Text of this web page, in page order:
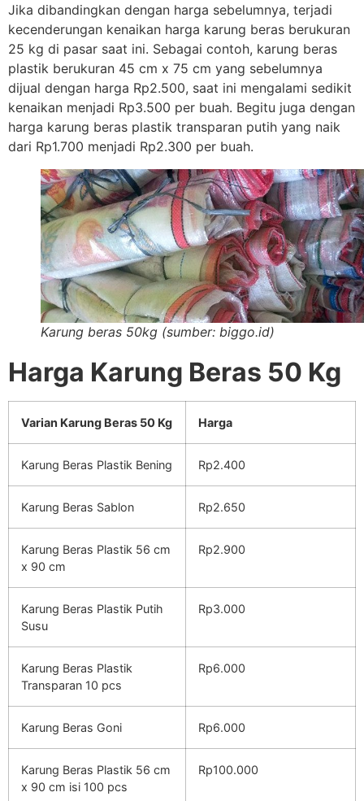
Jika dibandingkan dengan harga sebelumnya, terjadi
kecenderungan kenaikan harga karung beras berukuran
25 kg di pasar saat ini. Sebagai contoh, karung beras
plastik berukuran 45 cm x 75 cm yang sebelumnya
dijual dengan harga Rp2.500, saat ini mengalami sedikit
kenaikan menjadi Rp3.500 per buah. Begitu juga dengan
harga karung beras plastik transparan putih yang naik
dari Rp1.700 menjadi Rp2.300 per buah.
Karung beras 50kg (sumber: biggo.id)
Harga Karung Beras 50 Kg
Varian Karung Beras 50 Kg Harga
Karung Beras Plastik Bening Rp2.400
Karung Beras Sablon Rp2.650
Karung Beras Plastik 56 cm
x 90 cm
Rp2.900
Karung Beras Plastik Putih
Susu
Rp3.000
Karung Beras Plastik
Transparan 10 pcs
Rp6.000
Karung Beras Goni Rp6.000
Karung Beras Plastik 56 cm
x 90 cm isi 100 pcs
Rp100.000